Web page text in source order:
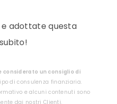
adottate questa
considerato un consiglio di
di consulenza finanziaria.
e alcuni contenuti sono
dai nostri Clienti.